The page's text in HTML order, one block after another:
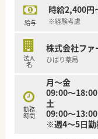
■正社員薬剤師2
り、協力体制も万
【勤務実態について
■開局時間は月
までとなっており
め安心して働けま
■日祝が固定休
日も確保されてい
【想定される業務
給与
時給2,400円
※経験考慮
法人
名
株式会社ファ
ひばり薬局
勤務
時間
月～金
09:00～
土
09:00～
※週4～5日勤